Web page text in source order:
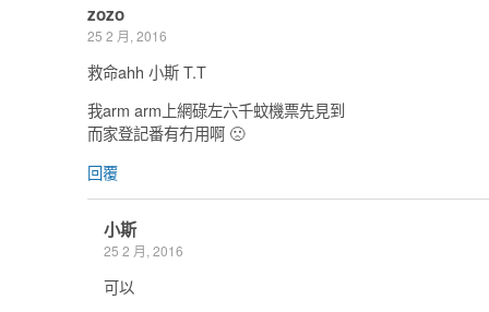
zozo
25 2 月, 2016
救命ahh 小斯 T.T
我arm arm上網碌左六千蚊機票先見到
而家登記番有冇用啊 🙁
回覆
小斯
25 2 月, 2016
可以